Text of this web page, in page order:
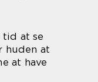
at se
huden at
at have